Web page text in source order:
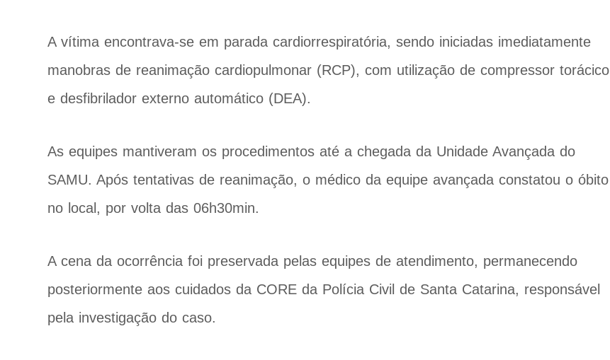
A vítima encontrava-se em parada cardiorrespiratória, sendo iniciadas imediatamente
manobras de reanimação cardiopulmonar (RCP), com utilização de compressor torácico
e desfibrilador externo automático (DEA).
As equipes mantiveram os procedimentos até a chegada da Unidade Avançada do
SAMU. Após tentativas de reanimação, o médico da equipe avançada constatou o óbito
no local, por volta das 06h30min.
A cena da ocorrência foi preservada pelas equipes de atendimento, permanecendo
posteriormente aos cuidados da CORE da Polícia Civil de Santa Catarina, responsável
pela investigação do caso.